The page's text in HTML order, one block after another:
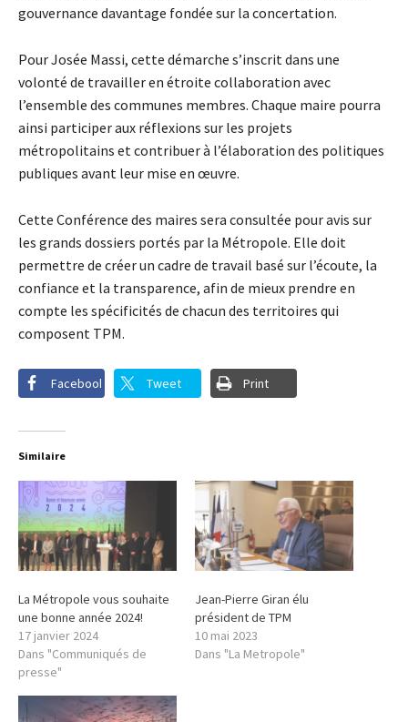
gouvernance davantage fondée sur la concertation.
Pour Josée Massi, cette démarche s’inscrit dans une
volonté de travailler en étroite collaboration avec
l’ensemble des communes membres. Chaque maire pourra
ainsi participer aux réflexions sur les projets
métropolitains et contribuer à l’élaboration des politiques
publiques avant leur mise en œuvre.
Cette Conférence des maires sera consultée pour avis sur
les grands dossiers portés par la Métropole. Elle doit
permettre de créer un cadre de travail basé sur l’écoute, la
confiance et la transparence, afin de mieux prendre en
compte les spécificités de chacun des territoires qui
composent TPM.
Facebook Tweet Print
Similaire
La Métropole vous souhaite
une bonne année 2024!
17 janvier 2024
Dans "Communiqués de
presse"
Jean-Pierre Giran élu
président de TPM
10 mai 2023
Dans "La Metropole"